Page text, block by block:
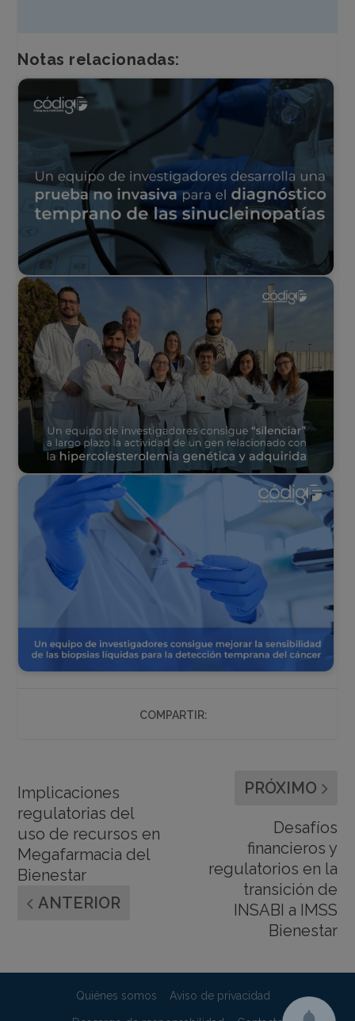
Notas relacionadas:
COMPARTIR:
Implicaciones
regulatorias del
uso de recursos en
Megafarmacia del
Bienestar
ANTERIOR
PRÓXIMO
Desafíos
financieros y
regulatorios en la
transición de
INSABI a IMSS
Bienestar
Quiénes somos Aviso de privacidad